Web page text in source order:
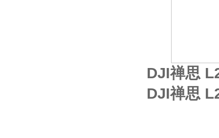
DJI禅思
DJI禅思